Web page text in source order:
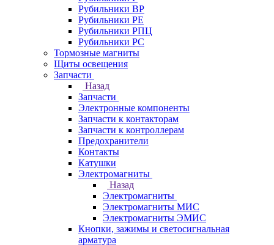
Рубильники ВР
Рубильники РЕ
Рубильники РПЦ
Рубильники РС
Тормозные магниты
Щиты освещения
Запчасти
Назад
Запчасти
Электронные компоненты
Запчасти к контакторам
Запчасти к контроллерам
Предохранители
Контакты
Катушки
Электромагниты
Назад
Электромагниты
Электромагниты МИС
Электромагниты ЭМИС
Кнопки, зажимы и светосигнальная
арматура